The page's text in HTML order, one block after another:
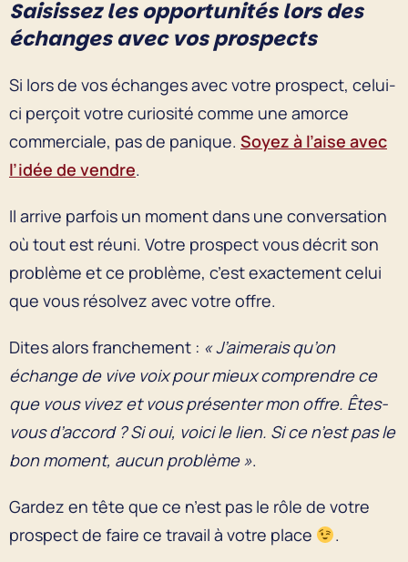
Saisissez les opportunités lors des
échanges avec vos prospects
Si lors de vos échanges avec votre prospect, celui-
ci perçoit votre curiosité comme une amorce
commerciale, pas de panique. Soyez à l’aise avec
l’idée de vendre.
Il arrive parfois un moment dans une conversation
où tout est réuni. Votre prospect vous décrit son
problème et ce problème, c’est exactement celui
que vous résolvez avec votre offre.
Dites alors franchement : « J’aimerais qu’on
échange de vive voix pour mieux comprendre ce
que vous vivez et vous présenter mon offre. Êtes-
vous d’accord ? Si oui, voici le lien. Si ce n’est pas le
bon moment, aucun problème ».
Gardez en tête que ce n’est pas le rôle de votre
prospect de faire ce travail à votre place
.